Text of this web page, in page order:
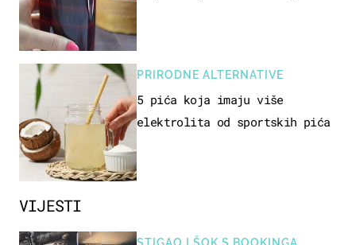
VIJESTI
PRIRODNE ALTERNATIVE
5 pića koja imaju više
elektrolita od sportskih pića